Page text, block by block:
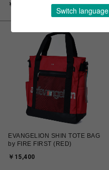
￥16,500
EVANGELION SHIN TOTE BAG
by FIRE FIRST (RED)
￥15,400
Switch language